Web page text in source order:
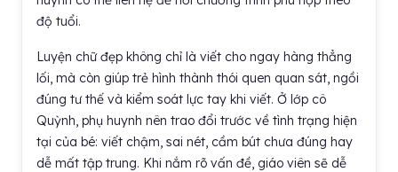
độ tuổi.
Luyện chữ đẹp không chỉ là viết cho ngay hàng thẳng
lối, mà còn giúp trẻ hình thành thói quen quan sát, ngồi
đúng tư thế và kiểm soát lực tay khi viết. Ở lớp cô
Quỳnh, phụ huynh nên trao đổi trước về tình trạng hiện
tại của bé: viết chậm, sai nét, cầm bút chưa đúng hay
dễ mất tập trung. Khi nắm rõ vấn đề, giáo viên sẽ dễ